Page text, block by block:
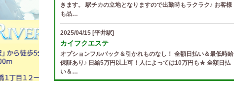
きます。 駅チカの立地となりますので出勤時もラクラク♪ お客様
も品…
2025/04/15[平井駅]
カイフクエステ
オプションフルバック＆引かれものなし！ 全額日払い＆最低時給
保証あり♪ 日給5万円以上可！人によっては10万円も★ 全額日払
い＆…